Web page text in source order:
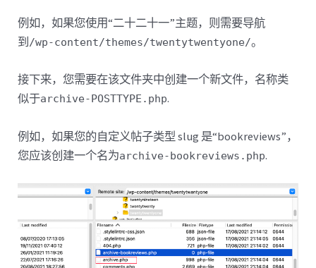
例如，如果您使用“二十二十一”主题，则需要导航
到 /wp-content/themes/twentytwentyone/。
接下来，您需要在该文件夹中创建一个新文件，名称类
似于archive-POSTTYPE.php.
例如，如果您的自定义帖子类型 slug 是“bookreviews”，
您应该创建一个名为archive-bookreviews.php.